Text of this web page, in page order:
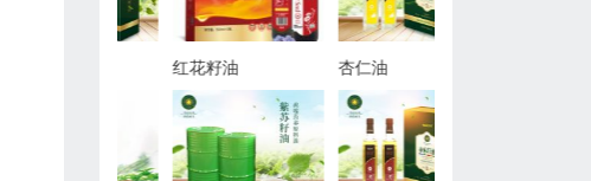
红花籽油